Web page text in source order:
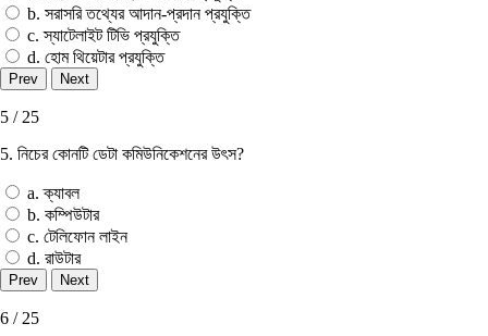
b. সরাসরি তথ্যের আদান-প্রদান প্রযুক্তি
c. স্যাটেলাইট টিভি প্রযুক্তি
d. হােম থিয়েটার প্রযুক্তি
5 / 25
5. নিচের কোনটি ডেটা কমিউনিকেশনের উৎস?
a. ক্যাবল
b. কম্পিউটার
c. টেলিফোন লাইন
d. রাউটার
6 / 25